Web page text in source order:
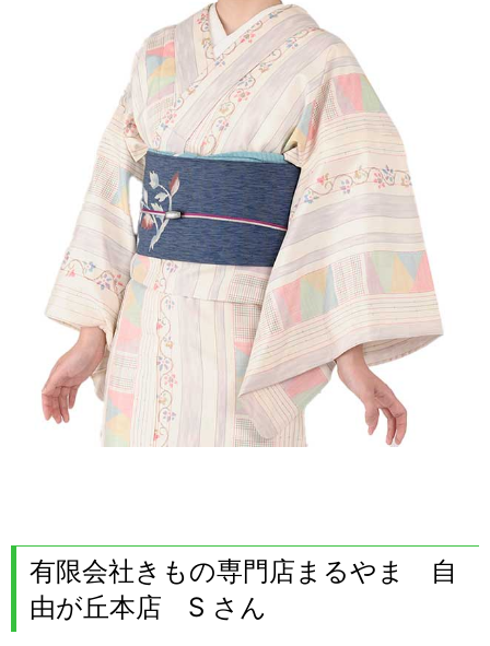
有限会社きもの専門店まるやま 自
由が丘本店 S さん